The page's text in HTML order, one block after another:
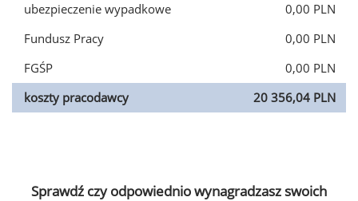
ubezpieczenie wypadkowe
0,00 PLN
Fundusz Pracy
0,00 PLN
FGŚP
0,00 PLN
koszty pracodawcy
20 356,04 PLN
Sprawdź czy odpowiednio wynagradzasz swoich